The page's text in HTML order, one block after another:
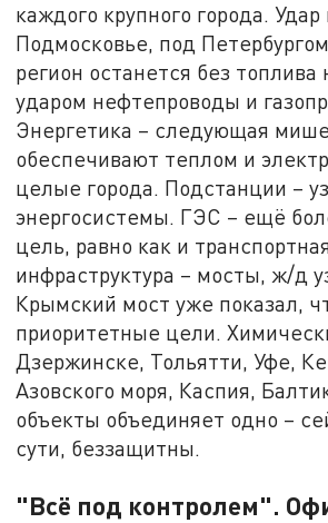
каждого крупного города.
Подмосковье, под
регион останется без
ударом нефтепроводы и
Энергетика – следующая
обеспечивают теплом и
целые города. Подстанции –
энергосистемы. ГЭС – ещё
цель, равно как и
инфраструктура – мосты, ж/д
Крымский мост уже показал,
приоритетные цели.
Дзержинске, Тольятти, Уфе,
Азовского моря, Каспия,
объекты объединяет одно –
сути, беззащитны.
"Всё под контролем".